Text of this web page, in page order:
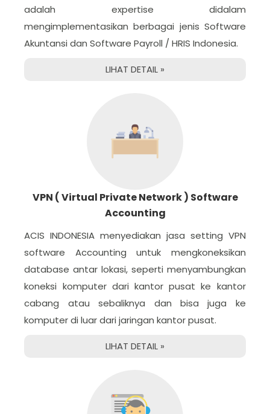
adalah expertise didalam
mengimplementasikan berbagai jenis Software
Akuntansi dan Software Payroll / HRIS Indonesia.
LIHAT DETAIL »
VPN ( Virtual Private Network ) Software
Accounting
ACIS INDONESIA menyediakan jasa setting VPN
software Accounting untuk mengkoneksikan
database antar lokasi, seperti menyambungkan
koneksi komputer dari kantor pusat ke kantor
cabang atau sebaliknya dan bisa juga ke
komputer di luar dari jaringan kantor pusat.
LIHAT DETAIL »